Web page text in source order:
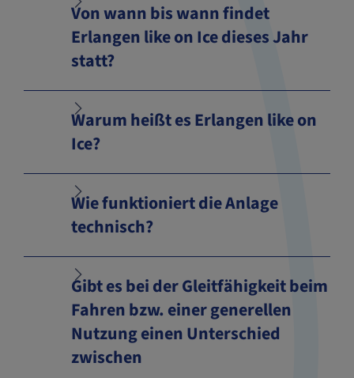
Von wann bis wann findet
Erlangen like on Ice dieses Jahr
statt?
Warum heißt es Erlangen like on
Ice?
Wie funktioniert die Anlage
technisch?
Gibt es bei der Gleitfähigkeit beim
Fahren bzw. einer generellen
Nutzung einen Unterschied
zwischen